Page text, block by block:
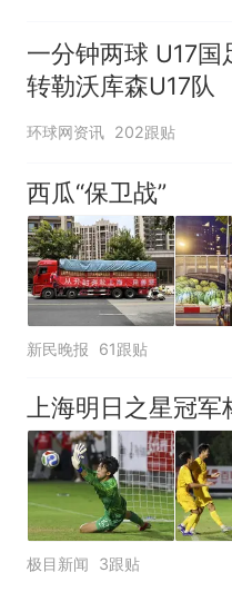
元，官方发布情况
一分钟两球 U17国
转勒沃库森U17队
环球网资讯 202跟贴
西瓜“保卫战”
新民晚报 61跟贴
上海明日之星冠
极目新闻 3跟贴